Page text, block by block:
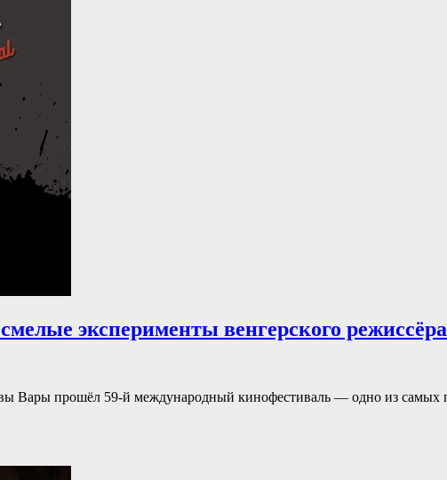
эксперименты венгерского
Вары прошёл 59-й международный кинофестиваль — одно из